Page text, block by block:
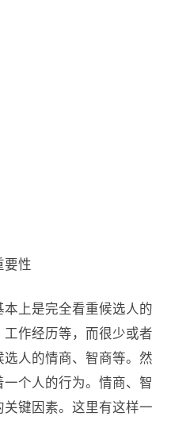
要性
上是完全看重候选人的
作经历等，而很少或者
人的情商、智商等。然
个人的行为。情商、智
键因素。这里有这样一